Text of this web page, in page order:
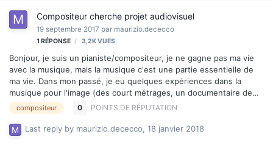
Compositeur cherche projet audiovisuel
19 septembre 2017 par maurizio.dececco
1 RÉPONSE 3,2KVUES
Bonjour, je suis un pianiste/compositeur, je ne gagne pas ma vie
avec la musique, mais la musique c'est une partie essentielle de
ma vie. Dans mon passé, je eu quelques expériences dans la
musique pour l'image (des court métrages, un documentaire de
52min), pour après me dédier au piano jazz. Je voudrais revenir à
la musique pour image, dans un projet de passionnés, basé sur le
volontariat, mais ambitieux et intéressant. Pour avoir une idée du
mon univers musicale, regardez mon site: www.barbogio.org Si
Last reply by maurizio.dececco, 18 janvier 2018
compositeur 0 POINTS DE RÉPUTATION